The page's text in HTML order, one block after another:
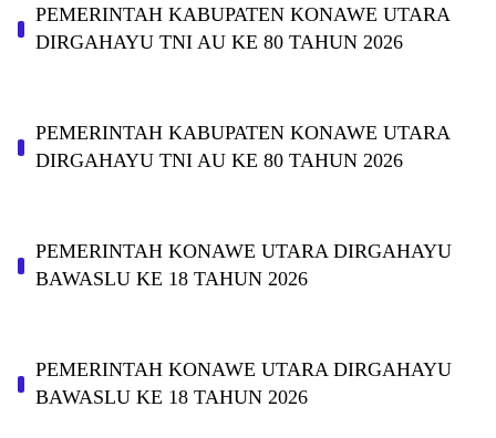
PEMERINTAH KABUPATEN KONAWE UTARA
DIRGAHAYU TNI AU KE 80 TAHUN 2026
PEMERINTAH KABUPATEN KONAWE UTARA
DIRGAHAYU TNI AU KE 80 TAHUN 2026
PEMERINTAH KONAWE UTARA DIRGAHAYU
BAWASLU KE 18 TAHUN 2026
PEMERINTAH KONAWE UTARA DIRGAHAYU
BAWASLU KE 18 TAHUN 2026